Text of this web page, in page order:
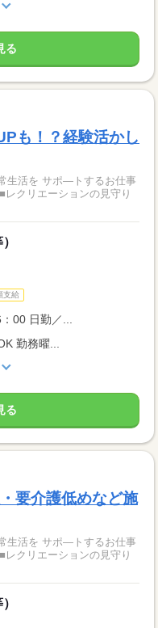
る
も！？経験活かし
生活を サポ―トするお仕事
支給
00 日勤／...
勤務曜...
る
要介護低めなど施
生活を サポ―トするお仕事